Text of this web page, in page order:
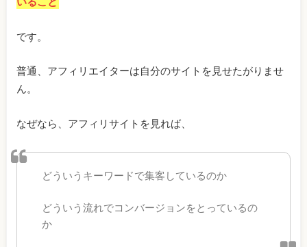
です。
普通、アフィリエイターは自分のサイトを見せたがりませ
ん。
なぜなら、アフィリサイトを見れば、
どういうキーワードで集客しているのか
どういう流れでコンバージョンをとっているの
か